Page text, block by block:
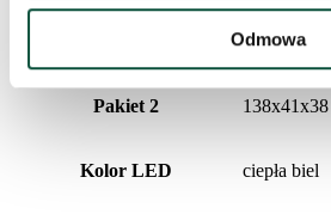
Odmowa
1750
Pakiet 2 138x41x38
Kolor LED ciepła biel